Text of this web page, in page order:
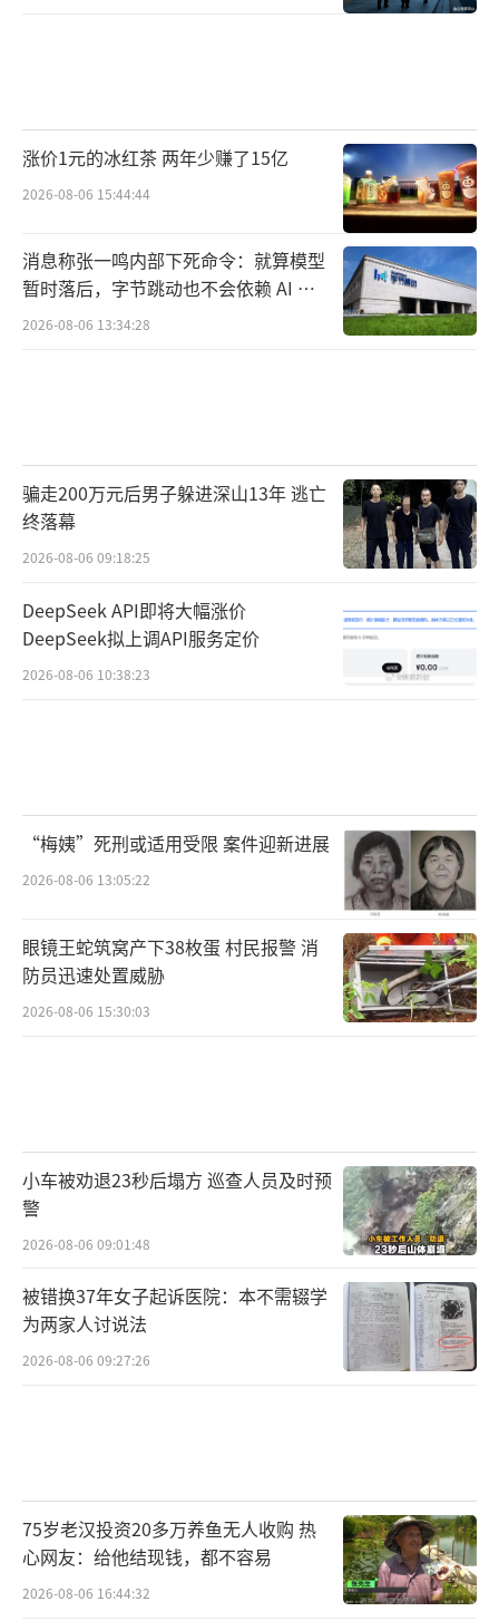
涨价1元的冰红茶 两年少赚了15亿
2026-08-06 15:44:44
消息称张一鸣内部下死命令：就算模型
暂时落后，字节跳动也不会依赖 AI 蒸
馏技术
2026-08-06 13:34:28
骗走200万元后男子躲进深山13年 逃亡
终落幕
2026-08-06 09:18:25
DeepSeek API即将大幅涨价
DeepSeek拟上调API服务定价
2026-08-06 10:38:23
“梅姨”死刑或适用受限 案件迎新进展
2026-08-06 13:05:22
眼镜王蛇筑窝产下38枚蛋 村民报警 消
防员迅速处置威胁
2026-08-06 15:30:03
小车被劝退23秒后塌方 巡查人员及时预
警
2026-08-06 09:01:48
被错换37年女子起诉医院：本不需辍学
为两家人讨说法
2026-08-06 09:27:26
75岁老汉投资20多万养鱼无人收购 热
心网友：给他结现钱，都不容易
2026-08-06 16:44:32